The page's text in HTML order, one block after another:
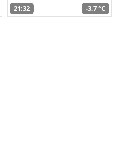
21:32 -3,7 °C